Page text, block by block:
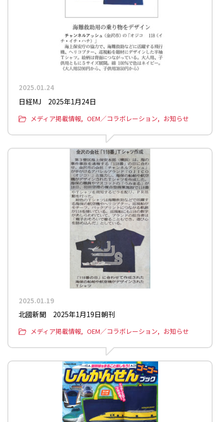
2025.01.24
日経MJ 2025年1月24日
メディア掲載情報 OEM／コラボレーション お知らせ
2025.01.19
北國新聞 2025年1月19日朝刊
メディア掲載情報 OEM／コラボレーション お知らせ